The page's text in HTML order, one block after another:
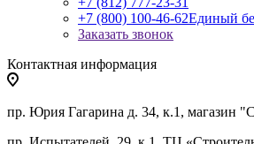
+7 (800) 100-46-62Единый
Заказать звонок
Контактная информация
пр. Юрия Гагарина д. 34, к.1, магазин